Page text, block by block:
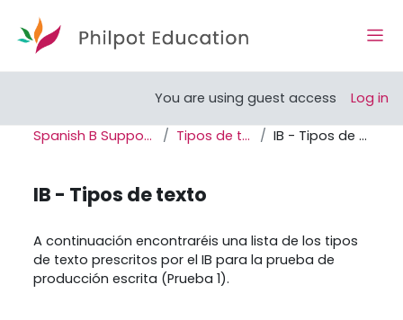
You are using guest access Log in
Spanish B Support Site Tipos de texto IB - Tipos de texto
IB - Tipos de texto
A continuación encontraréis una lista de los tipos
de texto prescritos por el IB para la prueba de
producción escrita (Prueba 1).